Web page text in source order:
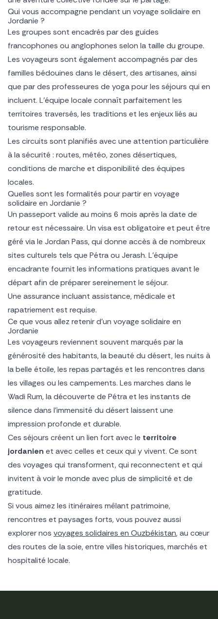
Qui vous accompagne pendant un voyage solidaire en
Jordanie ?
Les groupes sont encadrés par des guides
francophones ou anglophones selon la taille du groupe.
Les voyageurs sont également accompagnés par des
familles bédouines dans le désert, des artisanes, ainsi
que par des professeures de yoga pour les séjours qui en
incluent. L’équipe locale connaît parfaitement les
territoires traversés, les traditions et les enjeux liés au
tourisme responsable.
Les circuits sont planifiés avec une attention particulière
à la sécurité : routes, météo, zones désertiques,
conditions de marche et disponibilité des équipes
locales.
Quelles sont les formalités pour partir en voyage
solidaire en Jordanie ?
Un passeport valide au moins 6 mois après la date de
retour est nécessaire. Un visa est obligatoire et peut être
géré via le Jordan Pass, qui donne accès à de nombreux
sites culturels tels que Pétra ou Jerash. L’équipe
encadrante fournit les informations pratiques avant le
départ afin de préparer sereinement le séjour.
Une assurance incluant assistance, médicale et
rapatriement est requise.
Ce que vous allez retenir d’un voyage solidaire en
Jordanie
Les voyageurs reviennent souvent marqués par la
générosité des habitants, la beauté du désert, les nuits à
la belle étoile, les repas partagés et les rencontres dans
les villages ou les campements. Les marches dans le
Wadi Rum, la découverte de Pétra et les instants de
silence dans l’immensité du désert laissent une
impression profonde et durable.
Ces séjours créent un lien fort avec le territoire
jordanien et avec celles et ceux qui y vivent. Ce sont
des voyages qui transforment, qui reconnectent et qui
invitent à voir le monde avec plus de simplicité et de
gratitude.
Si vous aimez les itinéraires mêlant patrimoine,
rencontres et paysages forts, vous pouvez aussi
explorer nos voyages solidaires en Ouzbékistan, au cœur
des routes de la soie, entre villes historiques, marchés et
hospitalité locale.